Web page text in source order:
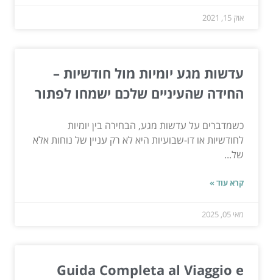
אוק 15, 2021
עדשות מגע יומיות מול חודשיות –
החידה שהעיניים שלכם ישמחו לפתור
כשמדברים על עדשות מגע, הבחירה בין יומיות
לחודשיות או דו-שבועיות היא לא רק עניין של נוחות אלא
של...
קרא עוד »
מאי 05, 2025
Guida Completa al Viaggio e